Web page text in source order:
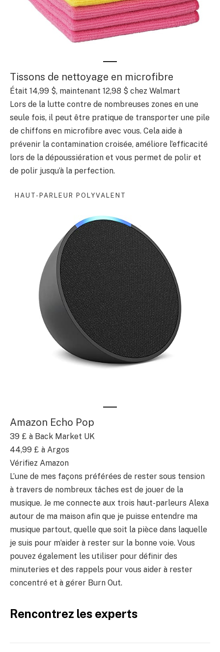
Tissons de nettoyage en microfibre
Était 14,99 $, maintenant 12,98 $ chez Walmart
Lors de la lutte contre de nombreuses zones en une
seule fois, il peut être pratique de transporter une pile
de chiffons en microfibre avec vous. Cela aide à
prévenir la contamination croisée, améliore l’efficacité
lors de la dépoussiération et vous permet de polir et
de polir jusqu’à la perfection.
HAUT-PARLEUR POLYVALENT
Amazon Echo Pop
39 £ à Back Market UK
44,99 £ à Argos
Vérifiez Amazon
L’une de mes façons préférées de rester sous tension
à travers de nombreux tâches est de jouer de la
musique. Je me connecte aux trois haut-parleurs Alexa
autour de ma maison afin que je puisse entendre ma
musique partout, quelle que soit la pièce dans laquelle
je suis pour m’aider à rester sur la bonne voie. Vous
pouvez également les utiliser pour définir des
minuteries et des rappels pour vous aider à rester
concentré et à gérer Burn Out.
Rencontrez les experts